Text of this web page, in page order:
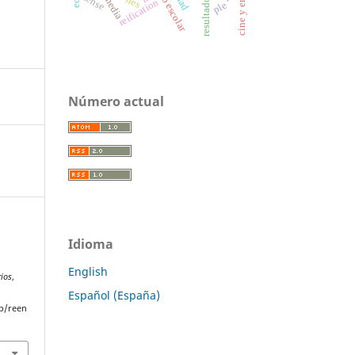
,
reen
reification
media ple
Número actual
Idioma
English
Español (España)